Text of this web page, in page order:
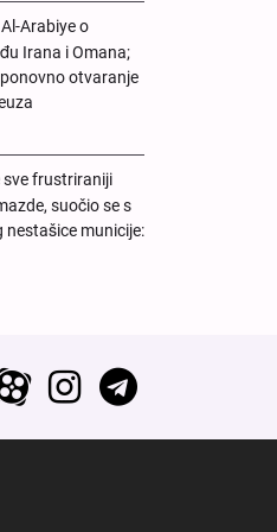
Arabiye o
Irana i Omana;
otvaranje
sve frustriraniji
suočio se s
nestašice municije: